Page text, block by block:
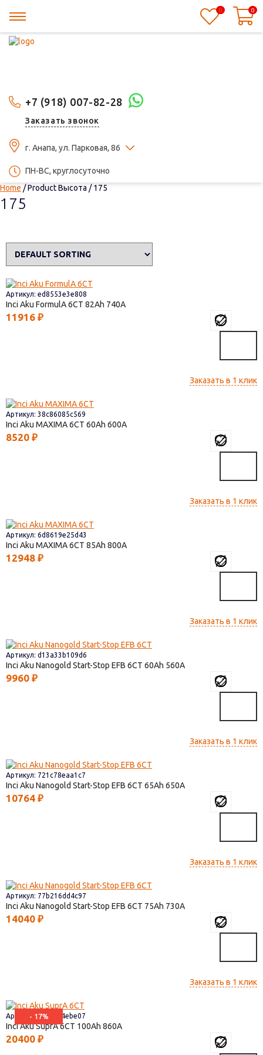
+7 (918) 007-82-28
Заказать звонок
г. Анапа, ул. Парковая, 86
ПН-ВС, круглосуточно
0 0
Home / Product Высота / 175
175
Артикул: ed8553e3e808
Inci Aku FormulА 6СТ 82 740
11916 ₽
Заказать в 1 клик
Артикул: 38c86085c569
Inci Aku MAXIMA 6СТ 60 600
8520 ₽
Заказать в 1 клик
Артикул: 6d8619e25d43
Inci Aku MAXIMA 6СТ 85 800
12948 ₽
Заказать в 1 клик
Артикул: d13a33b109d6
Inci Aku Nanogold Start-Stop EFB 6СТ 60 560
9960 ₽
Заказать в 1 клик
Артикул: 721c78eaa1c7
Inci Aku Nanogold Start-Stop EFB 6СТ 65 650
10764 ₽
Заказать в 1 клик
Артикул: 77b216dd4c97
Inci Aku Nanogold Start-Stop EFB 6СТ 75 730
14040 ₽
Заказать в 1 клик
- 17%
Артикул: bd3afa4ebe07
Inci Aku SuprA 6СТ 100 860
20400 ₽